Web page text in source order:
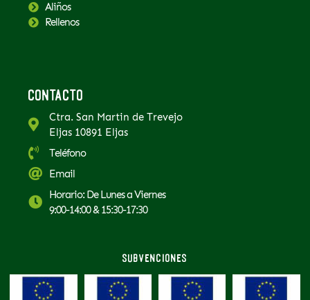
Aliños
Rellenos
Contacto
Ctra. San Martin de Trevejo
Eljas 10891 Eljas
Teléfono
Email
Horario: De Lunes a Viernes
9:00-14:00 & 15:30-17:30
Subvenciones